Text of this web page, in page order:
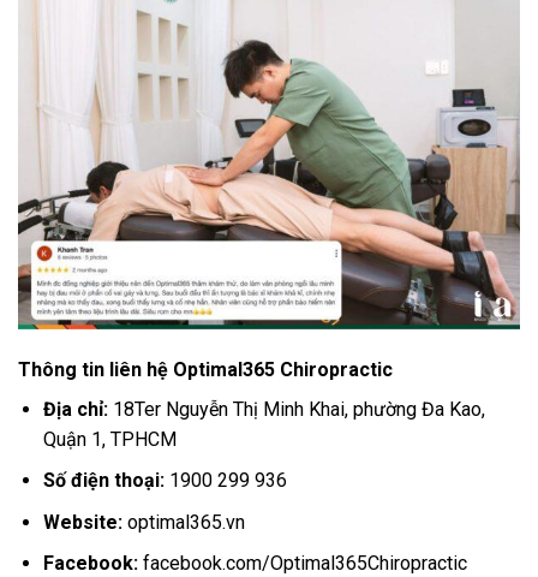
Thông tin liên hệ Optimal365 Chiropractic
Địa chỉ: 18Ter Nguyễn Thị Minh Khai, phường Đa Kao,
Quận 1, TPHCM
Số điện thoại: 1900 299 936
Website: optimal365.vn
Facebook: facebook.com/Optimal365Chiropractic